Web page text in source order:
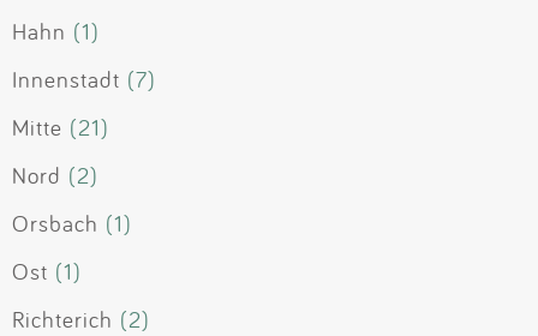
Hahn (1)
Innenstadt (7)
Mitte (21)
Nord (2)
Orsbach (1)
Ost (1)
Richterich (2)